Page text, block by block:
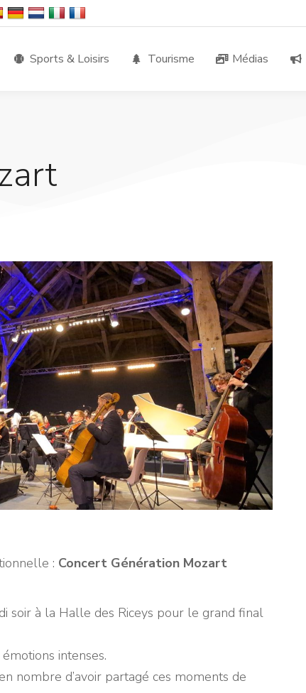
Sports & Loisirs Tourisme Médias
: Concert Génération Mozart
soir à la Halle des Riceys pour le grand final
intenses.
nombre d’avoir partagé ces moments de